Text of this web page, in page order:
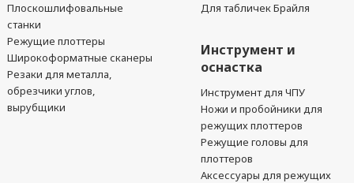
Плоскошлифовальные
станки
Режущие плоттеры
Широкоформатные сканеры
Резаки для металла,
обрезчики углов,
вырубщики
Для табличек Брайля
Инструмент и
оснастка
Инструмент для ЧПУ
Ножи и пробойники для
режущих плоттеров
Режущие головы для
плоттеров
Аксессуары для режущих